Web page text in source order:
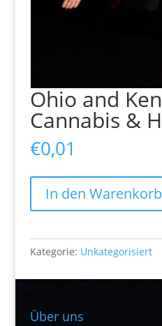
Ohio and
Cannabis &
€0,01
and
&
Expo
In den Warenkorb
Kategorie: Unkategorisiert
Über uns